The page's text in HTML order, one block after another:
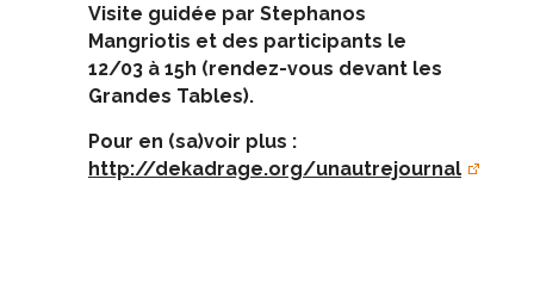
Visite guidée par Stephanos
Mangriotis et des participants le
12/03 à 15h (rendez-vous devant les
Grandes Tables).
Pour en (sa)voir plus :
http://dekadrage.org/unautrejournal